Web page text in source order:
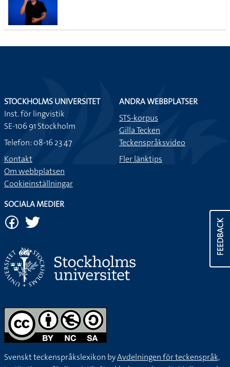
FEEDBACK
STOCKHOLMS UNIVERSITET
Inst. för lingvistik
SE-106 91 Stockholm
Telefon: 08-16 23 47
Kontakt
Om webbplatsen
Cookieinställningar
ANDRA WEBBPLATSER
STS-korpus
Gilla Tecken
Teckenspråksvideo
Fler länktips
SOCIALA MEDIER
Svenskt teckenspråkslexikon byAvdelningen för teckenspråk,